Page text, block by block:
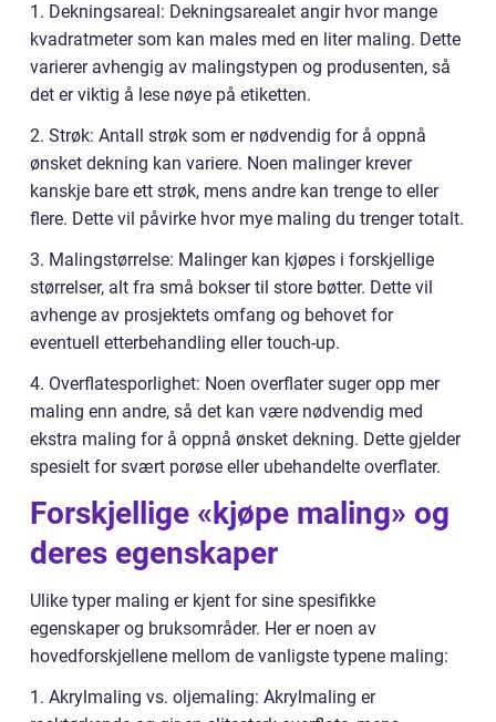
1. Dekningsareal: Dekningsarealet angir hvor mange
kvadratmeter som kan males med en liter maling. Dette
varierer avhengig av malingstypen og produsenten, så
det er viktig å lese nøye på etiketten.
2. Strøk: Antall strøk som er nødvendig for å oppnå
ønsket dekning kan variere. Noen malinger krever
kanskje bare ett strøk, mens andre kan trenge to eller
flere. Dette vil påvirke hvor mye maling du trenger totalt.
3. Malingstørrelse: Malinger kan kjøpes i forskjellige
størrelser, alt fra små bokser til store bøtter. Dette vil
avhenge av prosjektets omfang og behovet for
eventuell etterbehandling eller touch-up.
4. Overflatesporlighet: Noen overflater suger opp mer
maling enn andre, så det kan være nødvendig med
ekstra maling for å oppnå ønsket dekning. Dette gjelder
spesielt for svært porøse eller ubehandelte overflater.
Forskjellige «kjøpe maling» og
deres egenskaper
Ulike typer maling er kjent for sine spesifikke
egenskaper og bruksområder. Her er noen av
hovedforskjellene mellom de vanligste typene maling:
1. Akrylmaling vs. oljemaling: Akrylmaling er